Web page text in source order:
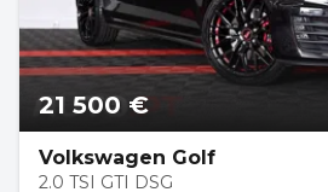
21 500 €
Volkswagen Golf
2.0 TSI GTI DSG